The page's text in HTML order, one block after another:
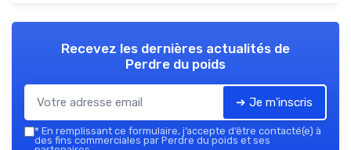
Recevez les dernières actualités de
Perdre du poids
➔ Je m'inscris
* En remplissant ce formulaire, j’accepte d’être contacté(e) à
des fins commerciales par Perdre du poids et ses